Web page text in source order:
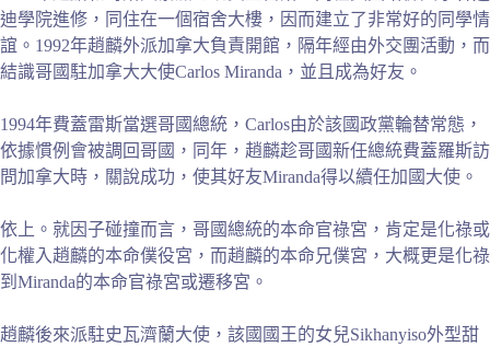
迪學院進修，同住在一個宿舍大樓，因而建立了非常好的同學情
誼。1992年趙麟外派加拿大負責開館，隔年經由外交團活動，而
結識哥國駐加拿大大使Carlos Miranda，並且成為好友。
1994年費蓋雷斯當選哥國總統，Carlos由於該國政黨輪替常態，
依據慣例會被調回哥國，同年，趙麟趁哥國新任總統費蓋羅斯訪
問加拿大時，關說成功，使其好友Miranda得以續任加國大使。
依上。就因子碰撞而言，哥國總統的本命官祿宮，肯定是化祿或
化權入趙麟的本命僕役宮，而趙麟的本命兄僕宮，大概更是化祿
到Miranda的本命官祿宮或遷移宮。
趙麟後來派駐史瓦濟蘭大使，該國國王的女兒Sikhanyiso外型甜